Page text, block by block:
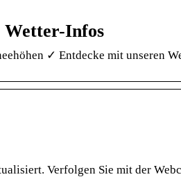
Wetter-Infos
✓ Entdecke mit unseren
Verfolgen Sie mit der